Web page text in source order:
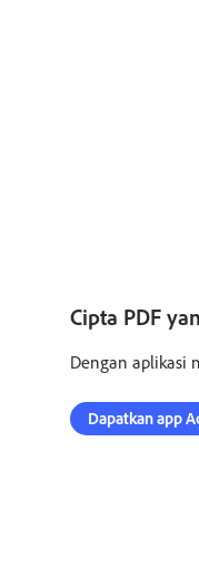
Cipta PDF
Dengan aplikasi
Dapatkan app